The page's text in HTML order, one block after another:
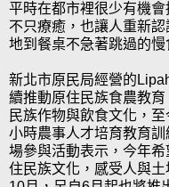
平時在都市裡很少有機
不只療癒，也讓人重新
地到餐桌不急著跳過的慢
新北市原民局經營的
續推動原住民族食農教
民族作物與飲食文化，
小時農事人才培育教育
場參與活動表示，今年
住民族文化，感受人與